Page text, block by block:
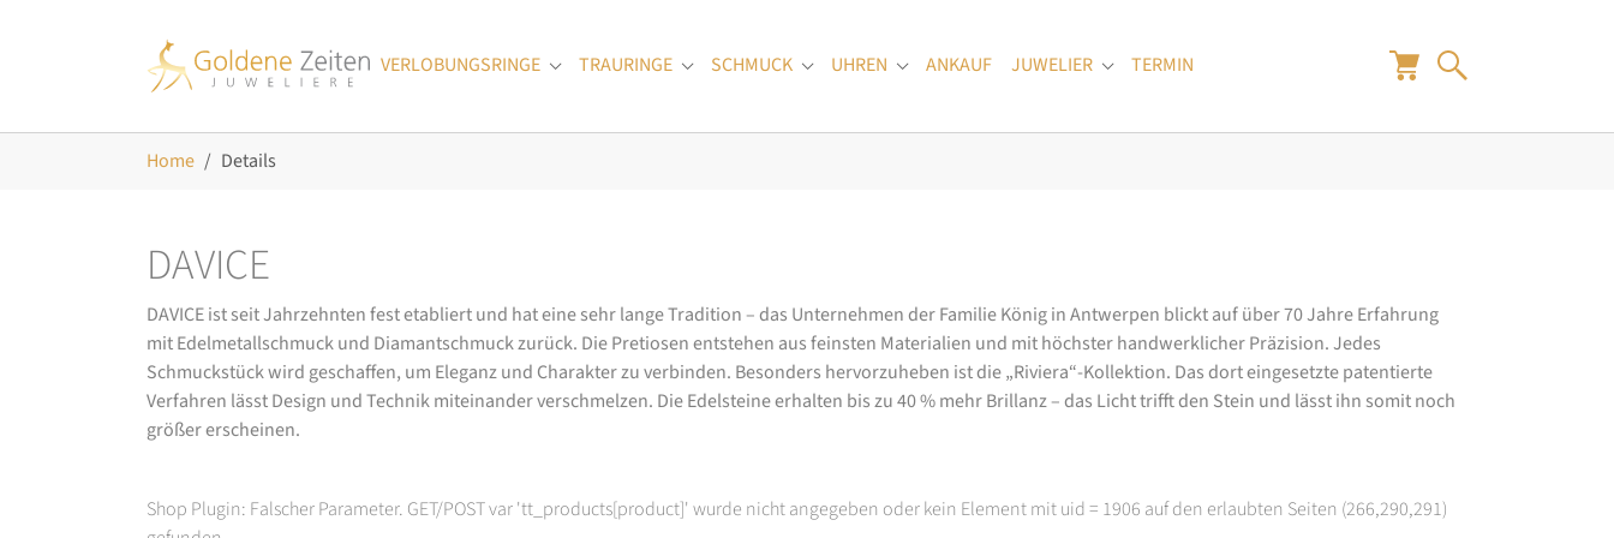
VERLOBUNGSRINGE
Submenu for "Verlobungsringe"
TRAURINGE Submenu for "Trauringe"
SCHMUCK Submenu for "Schmuck"
UHREN Submenu for "Uhren"
ANKAUF JUWELIER Submenu for "Juwelier"
TERMIN
Home Details
DAVICE
DAVICE ist seit Jahrzehnten fest etabliert und hat eine sehr lange Tradition – das Unternehmen der Familie König in Antwerpen blickt auf über 70 Jahre Erfahrung
mit Edelmetallschmuck und Diamantschmuck zurück. Die Pretiosen entstehen aus feinsten Materialien und mit höchster handwerklicher Präzision. Jedes
Schmuckstück wird geschaffen, um Eleganz und Charakter zu verbinden. Besonders hervorzuheben ist die „Riviera“-Kollektion. Das dort eingesetzte patentierte
Verfahren lässt Design und Technik miteinander verschmelzen. Die Edelsteine erhalten bis zu 40 % mehr Brillanz – das Licht trifft den Stein und lässt ihn somit noch
größer erscheinen.
Shop Plugin: Falscher Parameter. GET/POST var 'tt_products[product]' wurde nicht angegeben oder kein Element mit uid = 1906 auf den erlaubten Seiten (266,290,291)